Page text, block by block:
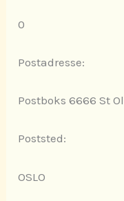
0
Postadresse:
Postboks 6666 St
Poststed:
OSLO